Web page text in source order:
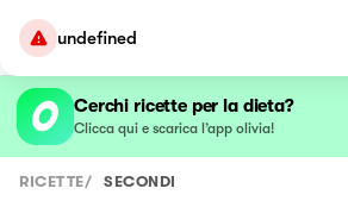
undefined
Cerchi ricette per la dieta?
Clicca qui e scarica l’app olivia!
RICETTE/ SECONDI